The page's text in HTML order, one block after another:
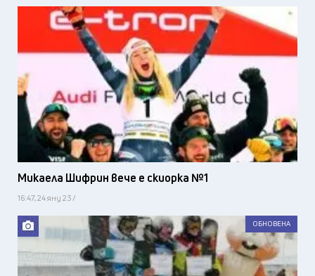
Микаела Шифрин вече е скиорка №1
16:47, 24 яну 23 /
ОБНОВЕНА